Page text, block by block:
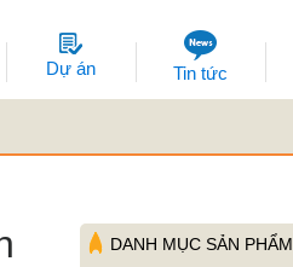
Dự án Tin tức
DANH MỤC SẢN PHẨM